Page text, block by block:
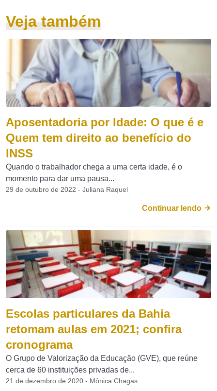
Veja também
Aposentadoria por Idade: O que é e
Quem tem direito ao benefício do
INSS
Quando o trabalhador chega a uma certa idade, é o
momento para dar uma pausa...
29 de outubro de 2022 - Juliana Raquel
Continuar lendo
Escolas particulares da Bahia
retomam aulas em 2021; confira
cronograma
O Grupo de Valorização da Educação (GVE), que reúne
cerca de 60 instituições privadas de...
21 de dezembro de 2020 - Mônica Chagas